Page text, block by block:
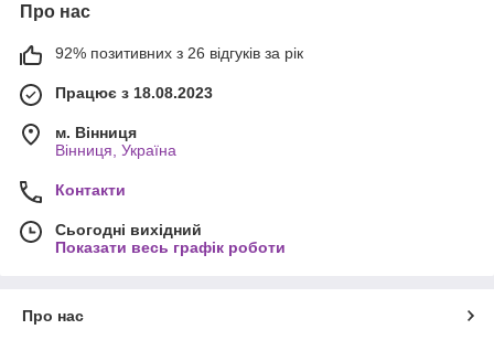
Про нас
92% позитивних з 26 відгуків за рік
Працює з 18.08.2023
м. Вінниця
Вінниця, Україна
Контакти
Сьогодні вихідний
Показати весь графік роботи
Про нас